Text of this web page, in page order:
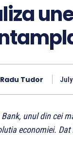
Radu Tudor
unul din cei
economiei.